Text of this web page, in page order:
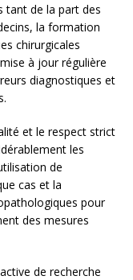
tant de la part des
la formation
chirurgicales
à jour régulière
diagnostiques et
et le respect strict
les
de
cas et la
pour
des mesures
de recherche